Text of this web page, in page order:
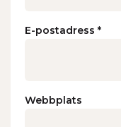
E-postadress *
Webbplats